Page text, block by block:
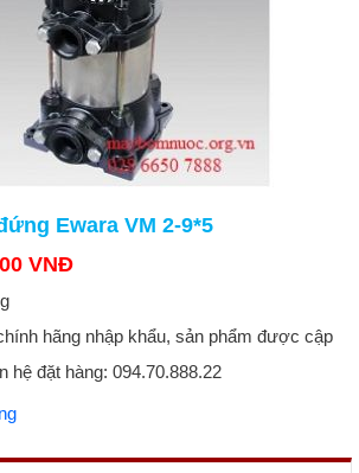
Ewara VM 2-9*5
VNĐ
hãng nhập khẩu, sản phẩm được cập
hệ đặt hàng: 094.70.888.22